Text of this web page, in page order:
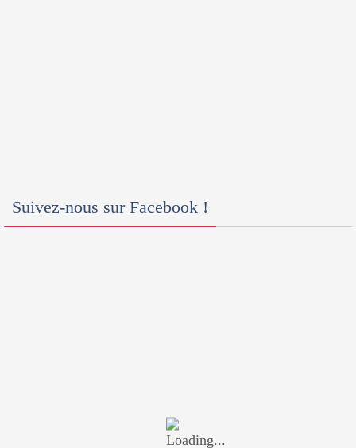
Suivez-nous sur Facebook !